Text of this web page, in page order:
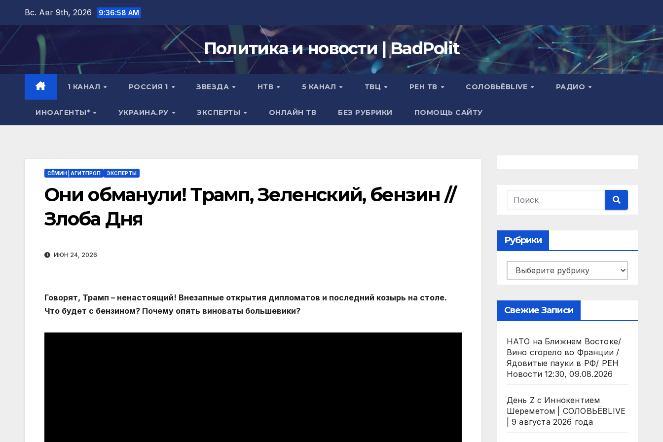
Перейти
содержимому
Вс. Авг 9th, 2026 9:36:59 AM
Политика и новости | BadPolit
1 КАНАЛ РОССИЯ 1 ЗВЕЗДА НТВ 5 КАНАЛ ТВЦ РЕН ТВ СОЛОВЬЁВLIVE РАДИО
ИНОАГЕНТЫ* УКРАИНА.РУ ЭКСПЕРТЫ ОНЛАЙН ТВ БЕЗ РУБРИКИ ПОМОЩЬ САЙТУ
СЁМИН | АГИТПРОП ЭКСПЕРТЫ
Они обманули! Трамп, Зеленский, бензин //
Злоба Дня
ИЮН 24, 2026
Говорят, Трамп – ненастоящий! Внезапные открытия дипломатов и последний козырь на столе.
Что будет с бензином? Почему опять виноваты большевики?
Рубрики
Рубрики
Свежие Записи
НАТО на Ближнем Востоке/
Вино сгорело во Франции /
Ядовитые пауки в РФ/ РЕН
Новости 12:30, 09.08.2026
День Z с Иннокентием
Шереметом | СОЛОВЬЁВLIVE
| 9 августа 2026 года